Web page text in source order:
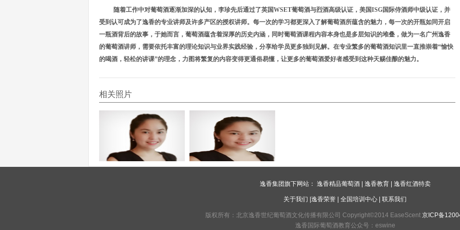
随着工作中对葡萄酒逐渐加深的认知，李珍先后通过了英国WSET葡萄酒与烈酒高级认证，美国ISG国际侍酒师中级认证，并
受到认可成为了逸香的专业讲师及许多产区的授权讲师。每一次的学习都更深入了解葡萄酒所蕴含的魅力，每一次的开瓶如同开启
一瓶酒背后的故事，于她而言，葡萄酒蕴含着深厚的历史内涵，同时葡萄酒课程内容本身也是多层知识的堆叠，做为一名广州逸香
的葡萄酒讲师，需要依托丰富的理论知识与业界实践经验，分享给学员更多独到见解。在专业繁多的葡萄酒知识里一直推崇着“愉快
的喝酒，轻松的讲课”的理念，力图将繁复的内容变得更通俗易懂，让更多的葡萄酒爱好者感受到这种天赐佳酿的魅力。
相关照片
逸香集团旗下网站： 逸香精品葡萄酒| 逸香教育| 逸香红酒特卖
关于我们 逸香荣誉 全国培训中心 联系我们
版权所有：北京逸香世纪葡萄酒文化传播有限公司 Copyright©2014 EaseScent京ICP备
逸香国际葡萄酒教育公众号：eswine